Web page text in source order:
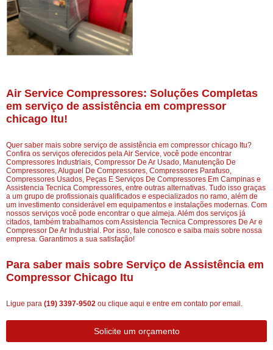
Air Service Compressores: Soluções Completas
em serviço de assistência em compressor
chicago Itu!
Quer saber mais sobre serviço de assistência em compressor chicago Itu?
Confira os serviços oferecidos pela Air Service, você pode encontrar
Compressores Industriais, Compressor De Ar Usado, Manutenção De
Compressores, Aluguel De Compressores, Compressores Parafuso,
Compressores Usados, Peças E Serviços De Compressores Em Campinas e
Assistencia Tecnica Compressores, entre outras alternativas. Tudo isso graças
a um grupo de profissionais qualificados e especializados no ramo, além de
um investimento considerável em equipamentos e instalações modernas. Com
nossos serviços você pode encontrar o que almeja. Além dos serviços já
citados, também trabalhamos com Assistencia Tecnica Compressores De Ar e
Compressor De Ar Industrial. Por isso, fale conosco e saiba mais sobre nossa
empresa. Garantimos a sua satisfação!
Para saber mais sobre Serviço de Assistência em
Compressor Chicago Itu
Ligue para (19) 3397-9502 ou clique aqui e entre em contato por email.
Solicite um orçamento